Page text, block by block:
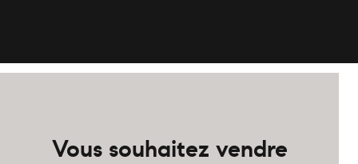
Vous souhaitez vendre